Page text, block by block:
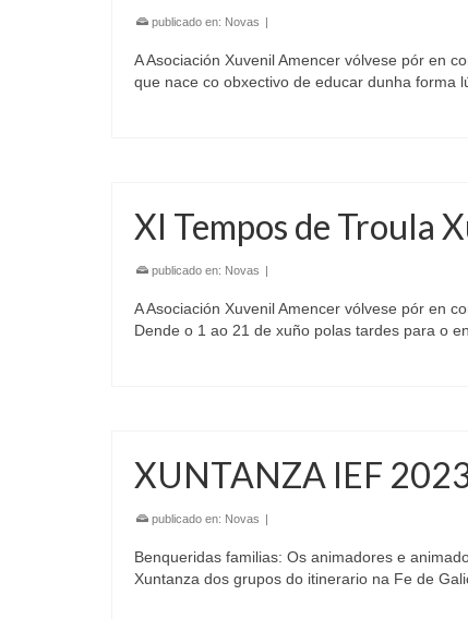
publicado en: Novas |
A Asociación Xuvenil Amencer vólvese pór en
que nace co obxectivo de educar dunha forma
XI Tempos de Troula
publicado en: Novas |
A Asociación Xuvenil Amencer vólvese pór en
Dende o 1 ao 21 de xuño polas tardes para o
XUNTANZA IEF
publicado en: Novas |
Benqueridas familias: Os animadores e
Xuntanza dos grupos do itinerario na Fe de